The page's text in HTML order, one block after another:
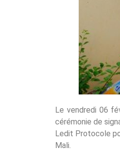
Le vendredi 06
cérémonie de
Ledit Protocole
Mali.